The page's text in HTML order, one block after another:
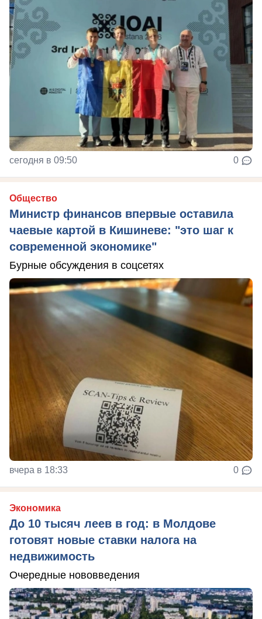
сегодня в 09:50 0
Общество
Министр финансов впервые оставила
чаевые картой в Кишиневе: "это шаг к
современной экономике"
Бурные обсуждения в соцсетях
вчера в 18:33 0
Экономика
До 10 тысяч леев в год: в Молдове
готовят новые ставки налога на
недвижимость
Очередные нововведения